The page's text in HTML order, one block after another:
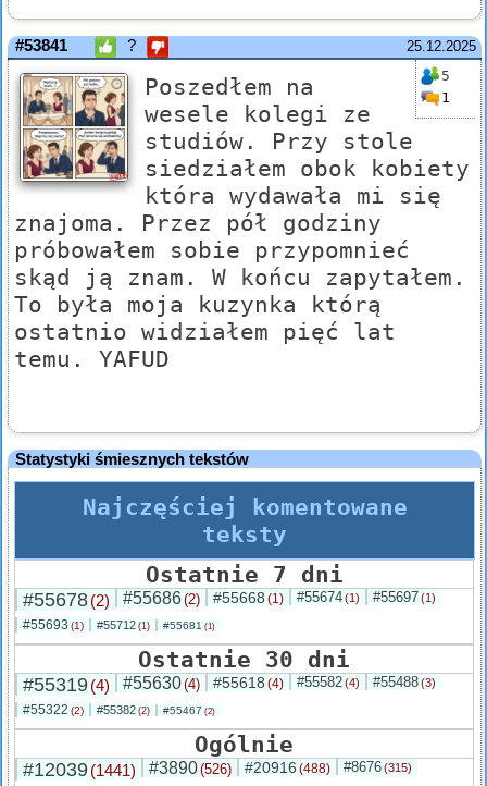
25.12.2025
#53841 ?
5
1
Poszedłem na
wesele kolegi ze
studiów. Przy stole
siedziałem obok kobiety
która wydawała mi się
znajoma. Przez pół godziny
próbowałem sobie przypomnieć
skąd ją znam. W końcu zapytałem.
To była moja kuzynka którą
ostatnio widziałem pięć lat
temu. YAFUD
Statystyki śmiesznych tekstów
Najczęściej komentowane
teksty
Ostatnie 7 dni
#55678(2) #55686(2) #55668 (1) #55674(1) #55697(1)
#55693 (1) #55712 (1) #55681 (1)
Ostatnie 30 dni
#55319(4) #55630(4) #55618 (4) #55582(4) #55488(3)
#55322 (2) #55382 (2) #55467 (2)
Ogólnie
#12039(1441) #3890(526) #20916 (488) #8676(315)